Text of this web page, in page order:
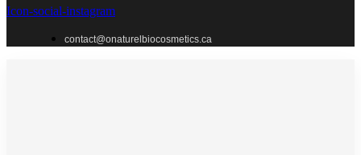
Icon-social-instagram
contact@onaturelbiocosmetics.ca